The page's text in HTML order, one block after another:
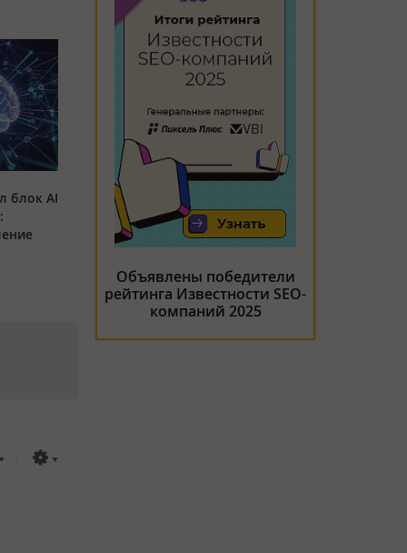
блок AI
Объявлены победители
рейтинга Известности SEO-
компаний 2025